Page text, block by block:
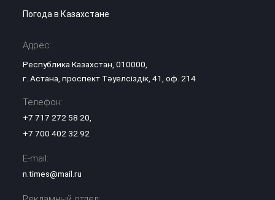
Погода в Казахстане
Адрес:
Республика Казахстан, 010000,
г. Астана, проспект Тәуелсіздік, 41, оф. 214
Телефон:
+7 717 272 58 20
+7 700 402 32 92
E-mail:
n.times@mail.ru